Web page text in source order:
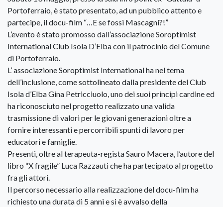
Portoferraio, è stato presentato, ad un pubblico attento e
partecipe, il docu-film “…E se fossi Mascagni?!”
L’evento è stato promosso dall’associazione Soroptimist
International Club Isola D’Elba con il patrocinio del Comune
di Portoferraio.
L’ associazione Soroptimist International ha nel tema
dell’inclusione, come sottolineato dalla presidente del Club
Isola d’Elba Gina Petricciuolo, uno dei suoi principi cardine ed
ha riconosciuto nel progetto realizzato una valida
trasmissione di valori per le giovani generazioni oltre a
fornire interessanti e percorribili spunti di lavoro per
educatori e famiglie.
Presenti, oltre al terapeuta-regista Sauro Macera, l’autore del
libro “X fragile” Luca Razzauti che ha partecipato al progetto
fra gli attori.
Il percorso necessario alla realizzazione del docu-film ha
richiesto una durata di 5 anni e si è avvalso della